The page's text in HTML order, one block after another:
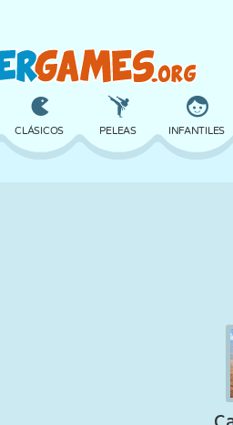
CLÁSICOS PELEAS INFANTILES